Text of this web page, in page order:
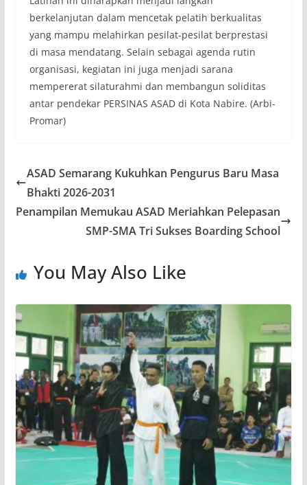
berkelanjutan dalam mencetak pelatih berkualitas
yang mampu melahirkan pesilat-pesilat berprestasi
di masa mendatang. Selain sebagai agenda rutin
organisasi, kegiatan ini juga menjadi sarana
mempererat silaturahmi dan membangun soliditas
antar pendekar PERSINAS ASAD di Kota Nabire. (Arbi-
Promar)
ASAD Semarang Kukuhkan Pengurus Baru Masa
Bhakti 2026-2031
Penampilan Memukau ASAD Meriahkan Pelepasan
SMP-SMA Tri Sukses Boarding School
You May Also Like